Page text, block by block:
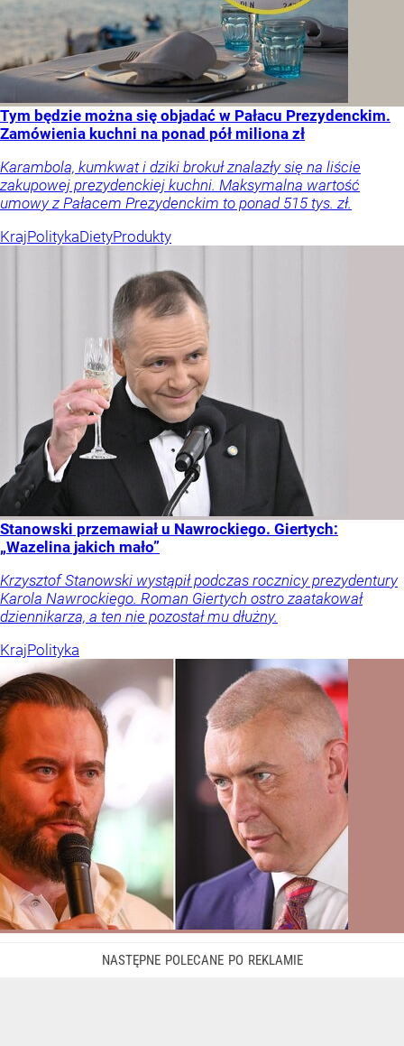
Tym będzie można się objadać w Pałacu Prezydenckim.
Zamówienia kuchni na ponad pół miliona zł
Karambola, kumkwat i dziki brokuł znalazły się na liście
zakupowej prezydenckiej kuchni. Maksymalna wartość
umowy z Pałacem Prezydenckim to ponad 515 tys. zł.
KrajPolitykaDietyProdukty
Stanowski przemawiał u Nawrockiego. Giertych:
„Wazelina jakich mało”
Krzysztof Stanowski wystąpił podczas rocznicy prezydentury
Karola Nawrockiego. Roman Giertych ostro zaatakował
dziennikarza, a ten nie pozostał mu dłużny.
KrajPolityka